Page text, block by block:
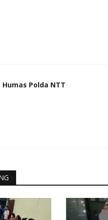
Humas Polda NTT